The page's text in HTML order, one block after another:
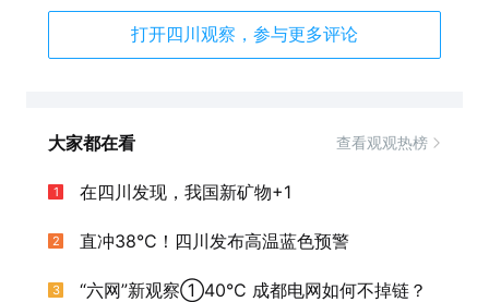
打开四川观察，参与更多评论
大家都在看 查看观观热榜
1 在四川发现，我国新矿物+1
2 直冲38°C！四川发布高温蓝色预警
3 “六网”新观察①40°C 成都电网如何不掉链？